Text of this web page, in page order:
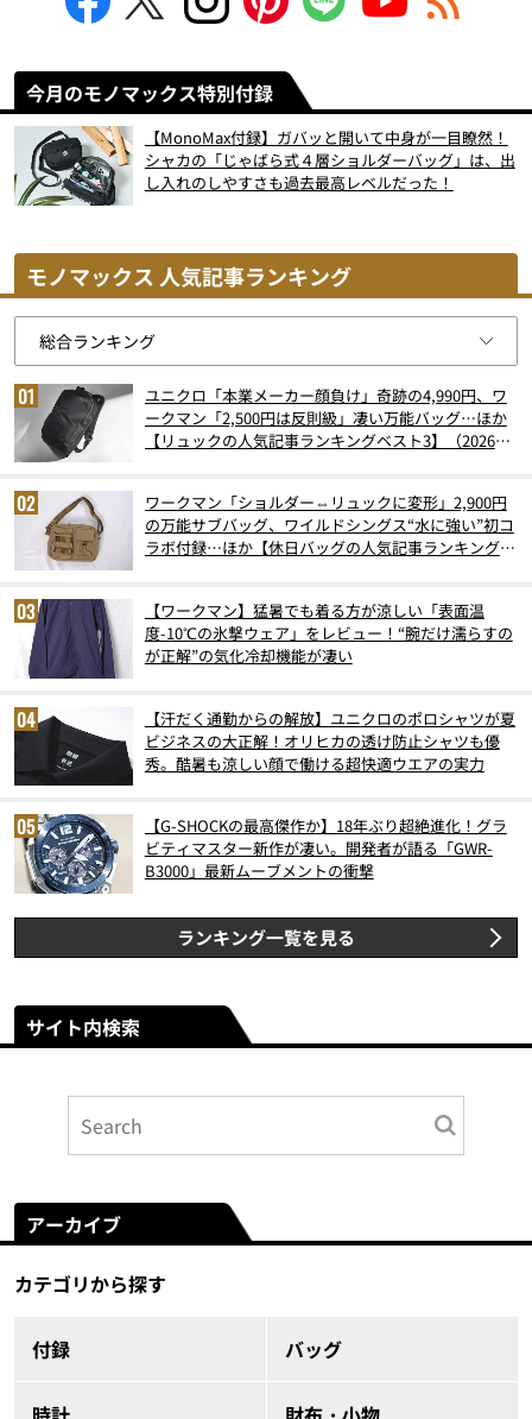
今月のモノマックス特別付録
【MonoMax付録】ガバッと開いて中身が一目瞭然！
シャカの「じゃばら式４層ショルダーバッグ」は、出
し入れのしやすさも過去最高レベルだった！
モノマックス 人気記事ランキング
ユニクロ「本業メーカー顔負け」奇跡の4,990円、ワ
ークマン「2,500円は反則級」凄い万能バッグ…ほか
【リュックの人気記事ランキングベスト3】（2026年
ワークマン「ショルダー⇔リュックに変形」2,900円
の万能サブバッグ、ワイルドシングス“水に強い”初コ
ラボ付録…ほか【休日バッグの人気記事ランキングベ
【ワークマン】猛暑でも着る方が涼しい「表面温
度-10℃の氷撃ウェア」をレビュー！“腕だけ濡らすの
が正解”の気化冷却機能が凄い
【汗だく通勤からの解放】ユニクロのポロシャツが夏
ビジネスの大正解！オリヒカの透け防止シャツも優
秀。酷暑も涼しい顔で働ける超快適ウエアの実力
【G-SHOCKの最高傑作か】18年ぶり超絶進化！グラ
ビティマスター新作が凄い。開発者が語る「GWR-
B3000」最新ムーブメントの衝撃
ランキング一覧を見る
サイト内検索
アーカイブ
カテゴリから探す
付録 バッグ